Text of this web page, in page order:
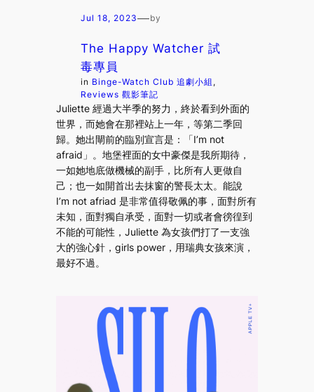
Jul 18, 2023—by
The Happy Watcher 試
毒專員
in Binge-Watch Club 追劇小組
Reviews 觀影筆記
Juliette 經過大半季的努力，終於看到外面的
世界，而她會在那裡站上一年，等第二季回
歸。她出閘前的臨別宣言是：「I’m not
afraid」。地堡裡面的女中豪傑是我所期待，
一如她地底做機械的副手，比所有人更做自
己；也一如開首出去抹窗的警長太太。能說
I’m not afriad 是非常值得敬佩的事，面對所有
未知，面對獨自承受，面對一切或者會徬徨到
不能的可能性，Juliette 為女孩們打了一支強
大的強心針，girls power，用瑞典女孩來演，
最好不過。